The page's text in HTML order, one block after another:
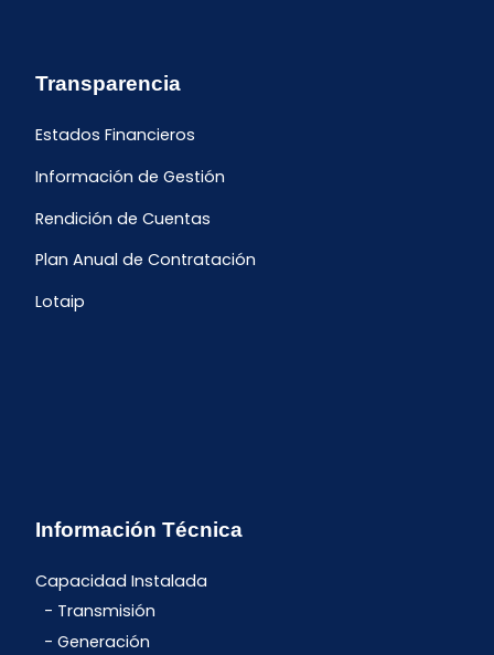
Transparencia
Estados Financieros
Información de Gestión
Rendición de Cuentas
Plan Anual de Contratación
Lotaip
Información Técnica
Capacidad Instalada
Transmisión
Generación